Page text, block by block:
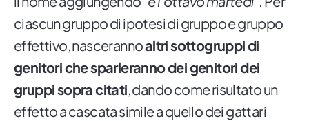
ciascun gruppo di ipotesi di gruppo e gruppo
effettivo, nascerannoaltri sottogruppi di
genitori che sparleranno dei genitori dei
gruppi sopra citati, dando come risultato un
effetto a cascata simile a quello dei gattari